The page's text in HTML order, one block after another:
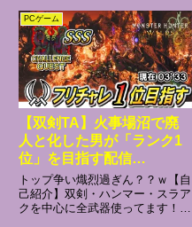
ーじ氏の魅力的なキャラクターデ
ザインと世界観、やり込み要素充
分のゲーム性はそのままに、グラ
フィックの全面見直しをし、最新
環境に対応しました。◆ストーリ
ー海洋都市トリスティア。遠い昔
から海上貿易の要として繁栄し
「海の宝石」と称えられてきた美
しい都市。ですが……それも今は
昔。十年ほど前に起きたドラゴン
の襲来で、街は本来の輝きを失っ
てしまったのです。トリスティア
の人々は、街の復興に一生懸命励
みました。ですが、やることなす
こと、すべて裏目。かえって街は
PCゲーム
【双剣TA】火事場沼で廃
人と化した男が「ランク1
位」を目指す配信
（Any％）【モンハンワイ
ルズ】
トップ争い熾烈過ぎん？？ｗ【自
己紹介】双剣・ハンマー・スラア
クを中心に全武器使ってます！普